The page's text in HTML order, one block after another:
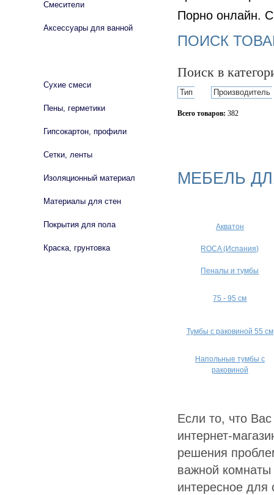
Порно онлайн.
ПОИСК
Поиск в
Тип Производитель
Всего товаров: 382
МЕБЕЛЬ
Акватон
ROCA (Испания)
Пеналы и тумбы
75 - 95 см
Тумбы с раковиной 55 см
Напольные тумбы с
раковиной
Если то, что
интернет-
решения
важной
интересное для
Смесители
Аксессуары для ванной
Сухие смеси
Пены, герметики
Гипсокартон, профили
Сетки, ленты
Изоляционный материал
Материалы для стен
Покрытия для пола
Краска, грунтовка